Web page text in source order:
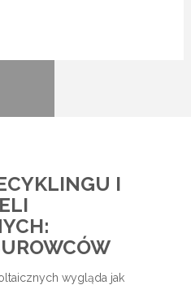
I
wygląda jak